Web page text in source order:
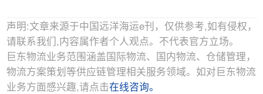
声明:文章来源于中国远洋海运e刊，仅供参考,如有侵权，
请联系我们,内容属作者个人观点。不代表官方立场。
巨东物流业务范围涵盖国际物流、国内物流、仓储管理，
物流方案策划等供应链管理相关服务领域。如对巨东物流
业务方面感兴趣,请点击在线咨询。